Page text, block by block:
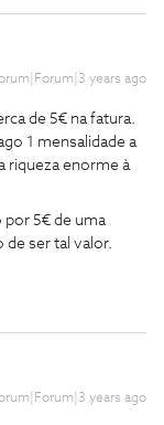
years ago
de 5€ na fatura.
1 mensalidade a
riqueza enorme à
5€ de uma
de ser tal valor.
years ago